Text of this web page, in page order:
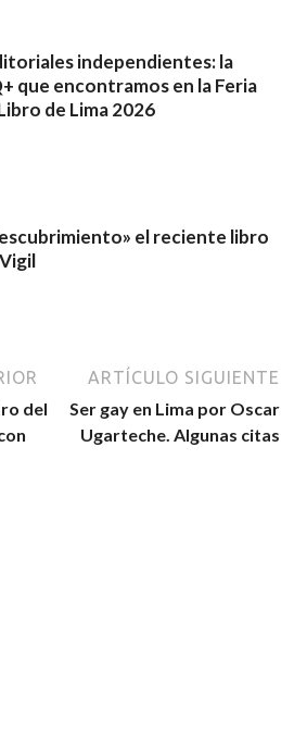
independientes: la
que encontramos en la Feria
de Lima 2026
el reciente libro
del
ARTÍCULO SIGUIENTE
Ser gay en Lima por Oscar
Ugarteche. Algunas citas